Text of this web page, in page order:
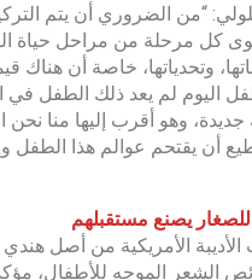
“من الضروري أن يتم
كل مرحلة من مراحل حياة
وتحدياتها، خاصة أن هناك
اليوم لم يعد ذلك الطفل في
وهو أقرب إليها منا نحن
أن يقتحم عوالم هذا الطفل
للصغار يصنع مستقبلهم
الأديبة الأمريكية من أصل
الشعر الموجه للأطفال،